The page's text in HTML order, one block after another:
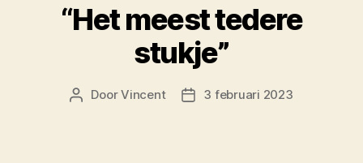
“Het meest tedere
stukje”
Berichtauteur
DoorVincent Berichtdatum
3 februari 2023